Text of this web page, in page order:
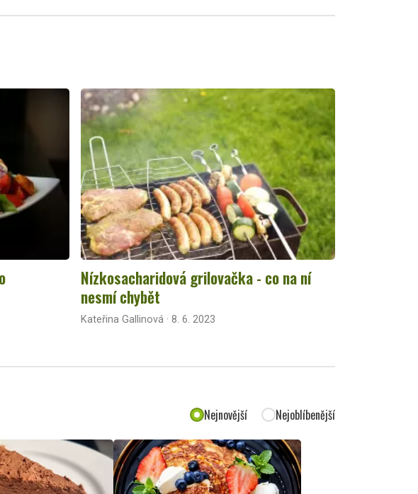
Nízkosacharidová grilovačka - co na ní
nesmí chybět
Kateřina Gallinová · 8. 6. 2023
Nejnovější Nejoblíbenější